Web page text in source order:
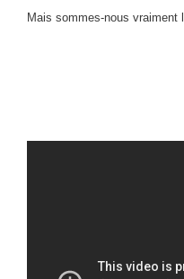
Mais sommes-nous vraiment